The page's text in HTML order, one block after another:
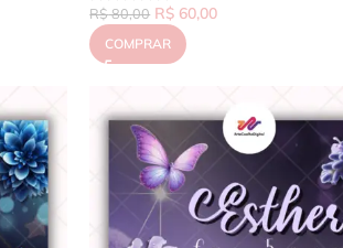
R$80,00 R$ 60,00
COMPRAR